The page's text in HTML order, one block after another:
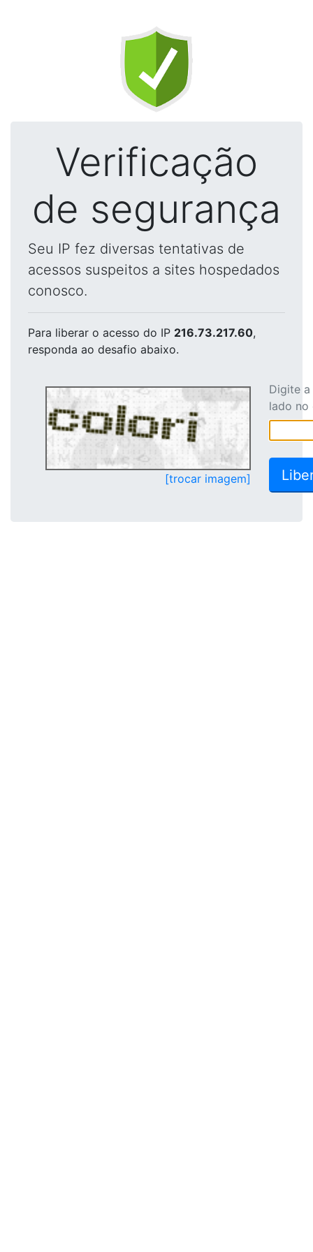
Verificação
de segurança
Seu IP fez diversas tentativas de
acessos suspeitos a sites hospedados
conosco.
Para liberar o acesso do IP 216.73.217.60,
responda ao desafio abaixo.
[trocar imagem]
Digite
lado no